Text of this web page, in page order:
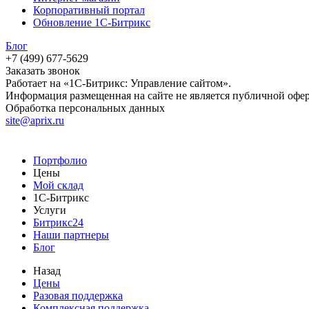
Корпоративный портал
Обновление 1С-Битрикс
Блог
+7 (499) 677-5629
Заказать звонок
Работает на «1С-Битрикс: Управление сайтом».
Информация размещенная на сайте не является публичной
Обработка персональных данных
site@aprix.ru
Портфолио
Цены
Мой склад
1С-Битрикс
Услуги
Битрикс24
Наши партнеры
Блог
Назад
Цены
Разовая поддержка